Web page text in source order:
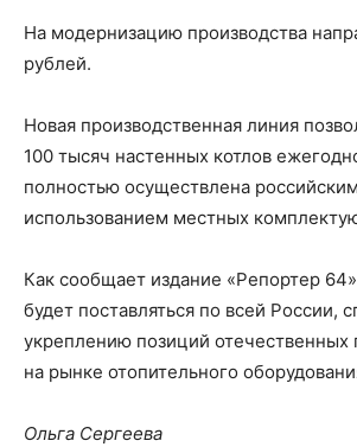
На модернизацию производства
рублей.
Новая производственная линия
100 тысяч настенных котлов
полностью осуществлена
использованием местных
Как сообщает издание «Репортер
будет поставляться по всей России,
укреплению позиций отечественных
на рынке отопительного
Ольга Сергеева